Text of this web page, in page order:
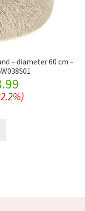
– diameter 60 cm –
Current
price